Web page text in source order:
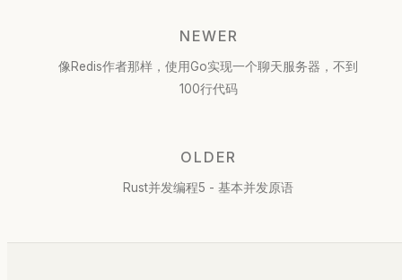
NEWER
像Redis作者那样，使用Go实现一个聊天服务器，不到
100行代码
OLDER
Rust并发编程5 - 基本并发原语